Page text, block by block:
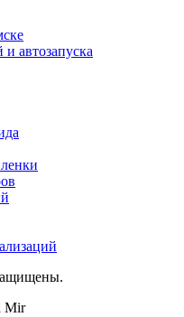
и автозапуска